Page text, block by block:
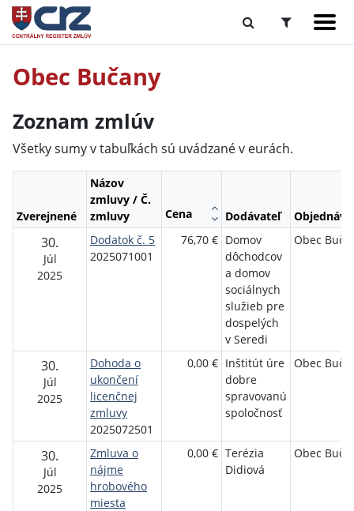
Obec Bučany
Zoznam zmlúv
Všetky sumy v tabuľkách sú uvádzané v eurách.
Zverejnené
Názov
zmluvy / Č.
zmluvy
Cena Dodávateľ
30.
Júl
2025
Dodatok č. 5
2025071001
76,70 € Domov
dôchodcov
a domov
sociálnych
služieb pre
dospelých
v Seredi
Obec
30.
Júl
2025
Dohoda o
ukončení
licenčnej
zmluvy
2025072501
0,00 € Inštitút úre
dobre
spravovanú
spoločnosť
Obec
30.
Júl
2025
Zmluva o
nájme
hrobového
miesta
0,00 € Terézia
Didiová
Obec